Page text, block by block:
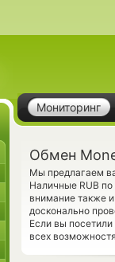
Мониторинг
Обмен
Мы предлагаем
Наличные RUB
внимание также
досконально
Если вы
всех